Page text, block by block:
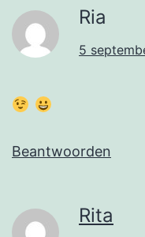
Ria
5
Beantwoorden
Rita